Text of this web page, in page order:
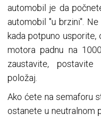
automobil je da
automobil "u brzini".
kada potpuno
motora padnu na
zaustavite,
položaj.
Ako ćete na semaforu
ostanete u neutralnom